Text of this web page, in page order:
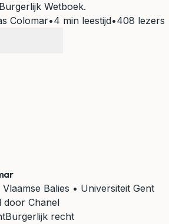
Wetboek.
Colomar•4 min leestijd•408 lezers
Balies • Universiteit Gent
door Chanel
Burgerlijk recht